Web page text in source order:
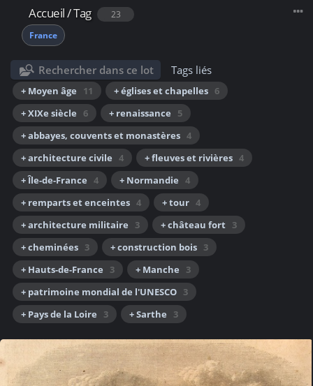
Accueil/Tag
23
France
Rechercher dans ce lot Tags liés
+ Moyen âge 11 + églises et chapelles 6
+ XIXe siècle
6 + renaissance
5
+ abbayes, couvents et monastères 4
+ architecture civile 4 + fleuves et rivières 4
+ Île-de-France 4 + Normandie 4
+ remparts et enceintes 4 + tour 4
+ architecture militaire
3 + château fort 3
+ cheminées 3 + construction bois 3
+ Hauts-de-France
3 + Manche
3
+ patrimoine mondial de l'UNESCO 3
+ Pays de la Loire
3 + Sarthe 3